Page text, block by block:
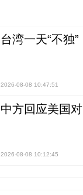
台湾一天“不独
2026-08-08 10:47:51
中方回应美国
2026-08-08 10:12:45